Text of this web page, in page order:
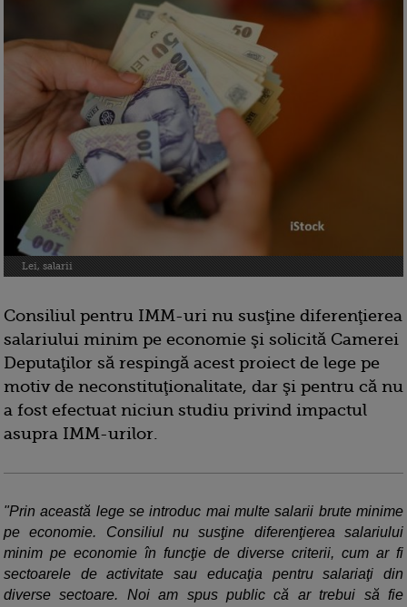
Lei, salarii
Consiliul pentru IMM-uri nu susţine diferenţierea
salariului minim pe economie şi solicită Camerei
Deputaţilor să respingă acest proiect de lege pe
motiv de neconstituţionalitate, dar şi pentru că nu
a fost efectuat niciun studiu privind impactul
asupra IMM-urilor.
"Prin această lege se introduc mai multe salarii brute minime
pe economie. Consiliul nu susţine diferenţierea salariului
minim pe economie în funcţie de diverse criterii, cum ar fi
sectoarele de activitate sau educaţia pentru salariaţi din
diverse sectoare. Noi am spus public că ar trebui să fie